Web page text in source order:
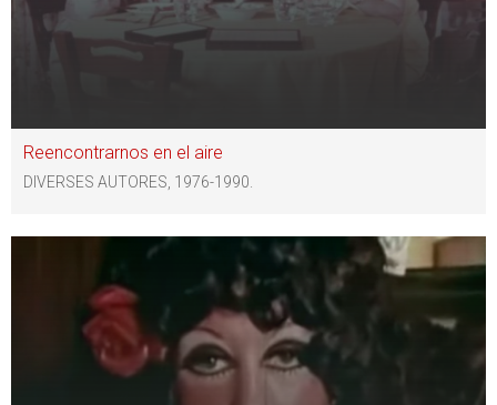
Reencontrarnos en el aire
DIVERSES AUTORES, 1976-1990.